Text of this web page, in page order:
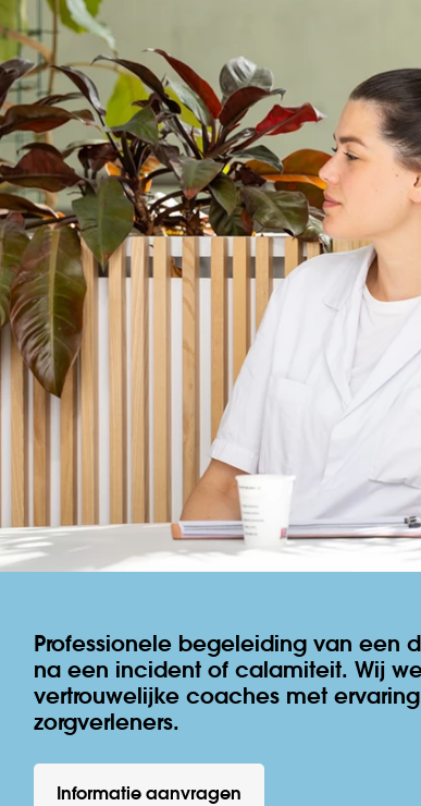
Professionele begeleiding van een
na een incident of calamiteit. Wij
vertrouwelijke coaches met
zorgverleners.
Informatie aanvragen